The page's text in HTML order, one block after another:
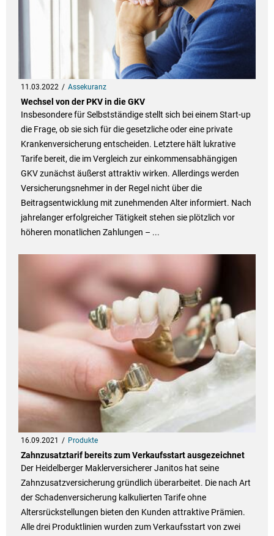
11.03.2022 Assekuranz
Wechsel von der PKV in die GKV
Insbesondere für Selbstständige stellt sich bei einem Start-up
die Frage, ob sie sich für die gesetzliche oder eine private
Krankenversicherung entscheiden. Letztere hält lukrative
Tarife bereit, die im Vergleich zur einkommensabhängigen
GKV zunächst äußerst attraktiv wirken. Allerdings werden
Versicherungsnehmer in der Regel nicht über die
Beitragsentwicklung mit zunehmenden Alter informiert. Nach
jahrelanger erfolgreicher Tätigkeit stehen sie plötzlich vor
höheren monatlichen Zahlungen – ...
16.09.2021 Produkte
Zahnzusatztarif bereits zum Verkaufsstart ausgezeichnet
Der Heidelberger Maklerversicherer Janitos hat seine
Zahnzusatzversicherung gründlich überarbeitet. Die nach Art
der Schadenversicherung kalkulierten Tarife ohne
Altersrückstellungen bieten den Kunden attraktive Prämien.
Alle drei Produktlinien wurden zum Verkaufsstart von zwei